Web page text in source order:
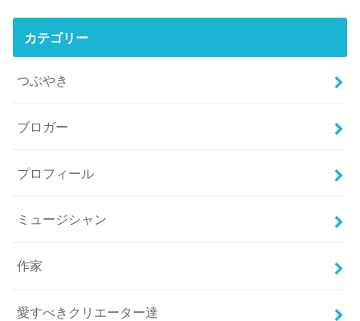
カテゴリー
つぶやき
ブロガー
プロフィール
ミュージシャン
作家
愛すべきクリエーター達